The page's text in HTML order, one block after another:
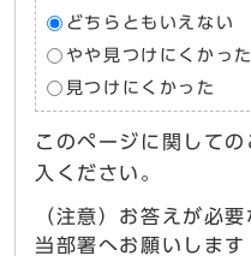
どちらともいえない
やや見つけにくかった
見つけにくかった
このページに関して
入ください。
（注意）お答えが必
当部署へお願いしま